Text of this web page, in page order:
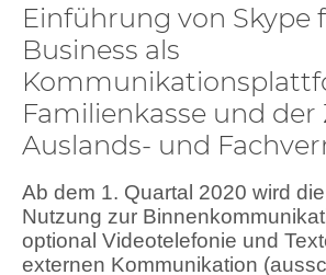
Einführung von Skype
Business als
Familienkasse und der
Auslands- und
Ab dem 1. Quartal 2020 wird
Nutzung zur
optional Videotelefonie und
externen Kommunikation